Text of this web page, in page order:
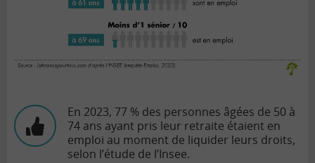
En 2023, 77 % des personnes âgées de 50 à
74 ans ayant pris leur retraite étaient en
emploi au moment de liquider leurs droits,
selon l’étude de l’Insee.